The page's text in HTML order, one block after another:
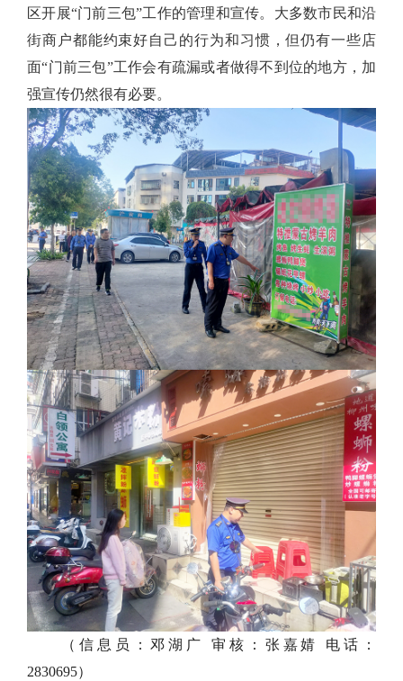
区开展“门前三包”工作的管理和宣传。大多数市民和沿
街商户都能约束好自己的行为和习惯，但仍有一些店
面“门前三包”工作会有疏漏或者做得不到位的地方，加
强宣传仍然很有必要。
（信息员：邓湖广 审核：张嘉婧 电话：
2830695）